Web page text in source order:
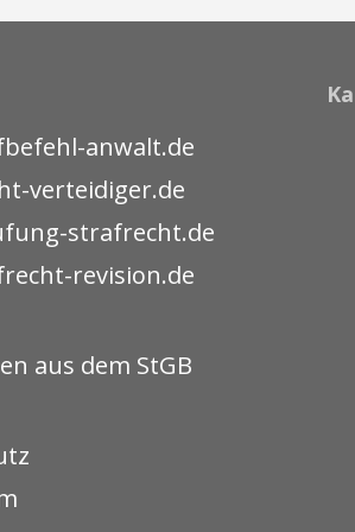
anwalt.de
verteidiger.de
strafrecht.de
revision.de
aus dem StGB